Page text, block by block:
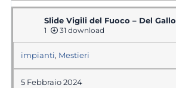
Slide Vigili del Fuoco – Del Gallo
1 31 download
impianti, Mestieri
5 Febbraio 2024